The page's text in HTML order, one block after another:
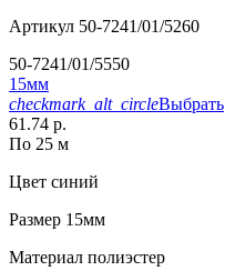
Артикул 50-7241/01/5260
50-7241/01/5550
15мм
checkmark_alt_circleВыбрать
61.74 р.
По 25 м
Цвет синий
Размер 15мм
Материал полиэстер